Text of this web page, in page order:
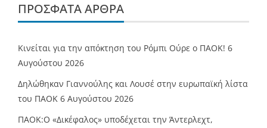
ΠΡΌΣΦΑΤΑ ΆΡΘΡΑ
Κινείται για την απόκτηση του Ρόμπι Ούρε ο ΠΑΟΚ! 6
Αυγούστου 2026
Δηλώθηκαν Γιαννούλης και Λουσέ στην ευρωπαϊκή λίστα
του ΠΑΟΚ 6 Αυγούστου 2026
ΠΑΟΚ:Ο «Δικέφαλος» υποδέχεται την Άντερλεχτ,